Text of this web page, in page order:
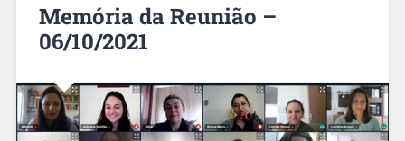
Memória da Reunião –
06/10/2021